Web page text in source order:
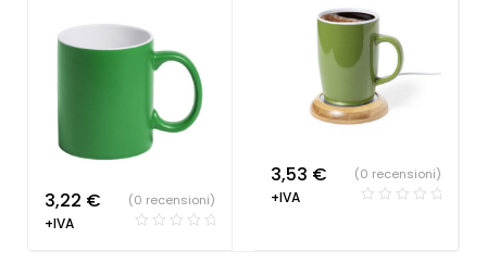
3,22 €
+IVA
(0 recensioni)
3,53 €
+IVA
(0 recensioni)